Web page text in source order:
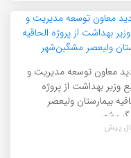
معاون توسعه مدیریت و
وزیر بهداشت از پروژه
بیمارستان ولیعصر